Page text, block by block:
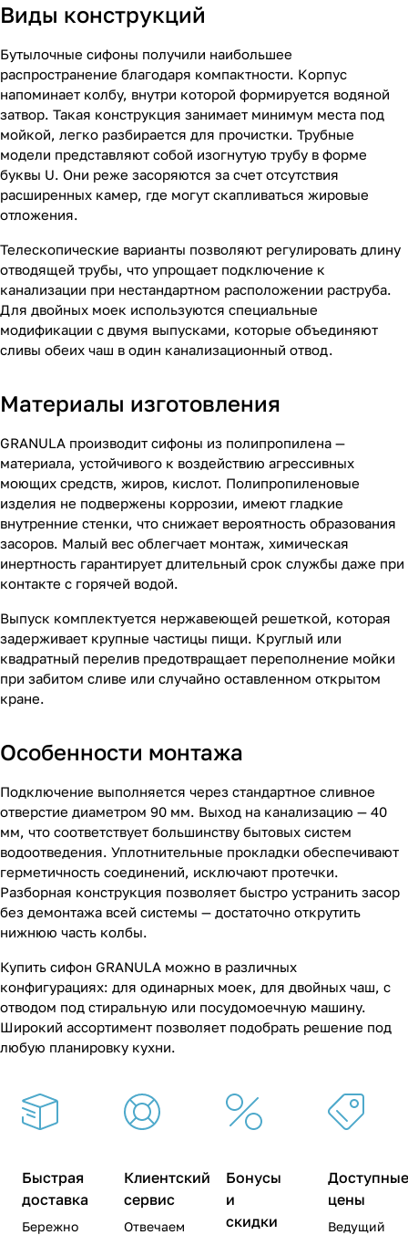
Виды конструкций
Бутылочные сифоны получили наибольшее
распространение благодаря компактности. Корпус
напоминает колбу, внутри которой формируется водяной
затвор. Такая конструкция занимает минимум места под
мойкой, легко разбирается для прочистки. Трубные
модели представляют собой изогнутую трубу в форме
буквы U. Они реже засоряются за счет отсутствия
расширенных камер, где могут скапливаться жировые
отложения.
Телескопические варианты позволяют регулировать длину
отводящей трубы, что упрощает подключение к
канализации при нестандартном расположении раструба.
Для двойных моек используются специальные
модификации с двумя выпусками, которые объединяют
сливы обеих чаш в один канализационный отвод.
Материалы изготовления
GRANULA производит сифоны из полипропилена —
материала, устойчивого к воздействию агрессивных
моющих средств, жиров, кислот. Полипропиленовые
изделия не подвержены коррозии, имеют гладкие
внутренние стенки, что снижает вероятность образования
засоров. Малый вес облегчает монтаж, химическая
инертность гарантирует длительный срок службы даже при
контакте с горячей водой.
Выпуск комплектуется нержавеющей решеткой, которая
задерживает крупные частицы пищи. Круглый или
квадратный перелив предотвращает переполнение мойки
при забитом сливе или случайно оставленном открытом
кране.
Особенности монтажа
Подключение выполняется через стандартное сливное
отверстие диаметром 90 мм. Выход на канализацию — 40
мм, что соответствует большинству бытовых систем
водоотведения. Уплотнительные прокладки обеспечивают
герметичность соединений, исключают протечки.
Разборная конструкция позволяет быстро устранить засор
без демонтажа всей системы — достаточно открутить
нижнюю часть колбы.
Купить сифон GRANULA можно в различных
конфигурациях: для одинарных моек, для двойных чаш, с
отводом под стиральную или посудомоечную машину.
Широкий ассортимент позволяет подобрать решение под
любую планировку кухни.
Быстрая
доставка
Бережно
Клиентский
сервис
Отвечаем
Бонусы
и
скидки
Доступные
цены
Ведущий